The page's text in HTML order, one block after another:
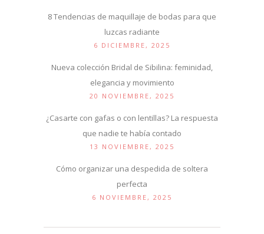
8 Tendencias de maquillaje de bodas para que
luzcas radiante
6 DICIEMBRE, 2025
Nueva colección Bridal de Sibilina: feminidad,
elegancia y movimiento
20 NOVIEMBRE, 2025
¿Casarte con gafas o con lentillas? La respuesta
que nadie te había contado
13 NOVIEMBRE, 2025
Cómo organizar una despedida de soltera
perfecta
6 NOVIEMBRE, 2025